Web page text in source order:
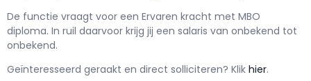
De functie vraagt voor een Ervaren kracht met MBO
diploma. In ruil daarvoor krijg jij een salaris van onbekend tot
onbekend.
Geïnteresseerd geraakt en direct solliciteren? Klik hier.